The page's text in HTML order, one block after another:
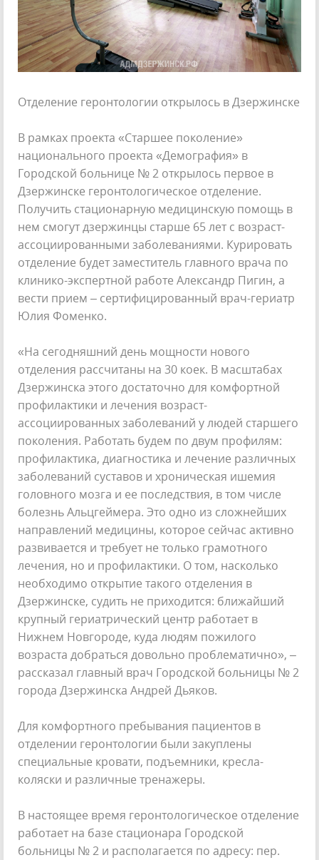
Отделение геронтологии открылось в Дзержинске
В рамках проекта «Старшее поколение»
национального проекта «Демография» в
Городской больнице № 2 открылось первое в
Дзержинске геронтологическое отделение.
Получить стационарную медицинскую помощь в
нем смогут дзержинцы старше 65 лет с возраст-
ассоциированными заболеваниями. Курировать
отделение будет заместитель главного врача по
клинико-экспертной работе Александр Пигин, а
вести прием – сертифицированный врач-гериатр
Юлия Фоменко.
«На сегодняшний день мощности нового
отделения рассчитаны на 30 коек. В масштабах
Дзержинска этого достаточно для комфортной
профилактики и лечения возраст-
ассоциированных заболеваний у людей старшего
поколения. Работать будем по двум профилям:
профилактика, диагностика и лечение различных
заболеваний суставов и хроническая ишемия
головного мозга и ее последствия, в том числе
болезнь Альцгеймера. Это одно из сложнейших
направлений медицины, которое сейчас активно
развивается и требует не только грамотного
лечения, но и профилактики. О том, насколько
необходимо открытие такого отделения в
Дзержинске, судить не приходится: ближайший
крупный гериатрический центр работает в
Нижнем Новгороде, куда людям пожилого
возраста добраться довольно проблематично», –
рассказал главный врач Городской больницы № 2
города Дзержинска Андрей Дьяков.
Для комфортного пребывания пациентов в
отделении геронтологии были закуплены
специальные кровати, подъемники, кресла-
коляски и различные тренажеры.
В настоящее время геронтологическое отделение
работает на базе стационара Городской
больницы № 2 и располагается по адресу: пер.